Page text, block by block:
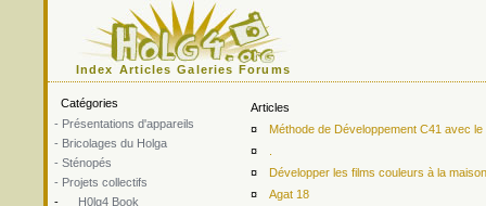
Index Articles Galeries Forums
Catégories
- Présentations d'appareils
- Bricolages du Holga
- Sténopés
- Projets collectifs
-
H0lg4 Book
Articles
¤
Méthode de Développement C41 avec
¤
¤
Développer les films couleurs à la
¤
Agat 18